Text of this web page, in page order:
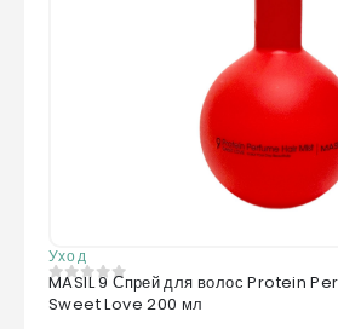
Уход
0из 5
MASIL 9 Спрей для волос Protein
Sweet Love 200 мл